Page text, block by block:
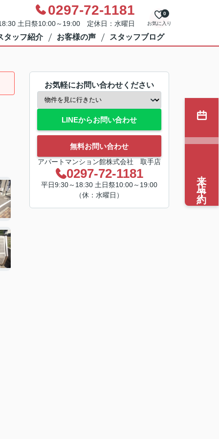
0297-72-1181
土日祭10:00～19:00 定休日：水曜日 お気に入り
0
タッフ紹介 お客様の声 スタッフブログ
お気軽にお問い合わせください
LINEからお問い合わせ
無料お問い合わせ
アパートマンション館株式会社 取手店
0297-72-1181
平日9:30～18:30 土日祭10:00～19:00
（休：水曜日）
来店予約